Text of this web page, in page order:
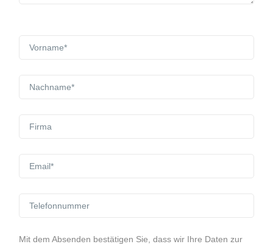
Mit dem Absenden bestätigen Sie, dass wir Ihre Daten zur